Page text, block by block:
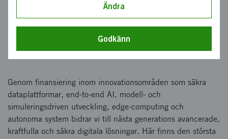
möter specifika behov och möjliggör utveckling
av nästa generations digitala system och
lösningar tillsammans med näringsliv, offentlig
sektor och civilsamhället.
Genom finansiering inom innovationsområden som säkra
dataplattformar, end-to-end AI, modell- och
simuleringsdriven utveckling, edge-computing och
autonoma system bidrar vi till nästa generations avancerade,
kraftfulla och säkra digitala lösningar. Här finns den största
Ändra
Godkänn